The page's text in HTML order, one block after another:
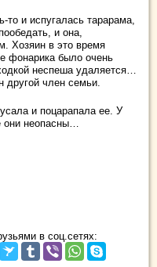
и испугалась тарарама,
и она,
Хозяин в это время
фонарика было очень
неспеша удаляется…
член семьи.
и поцарапала ее. У
неопасны…
в соц.сетях: